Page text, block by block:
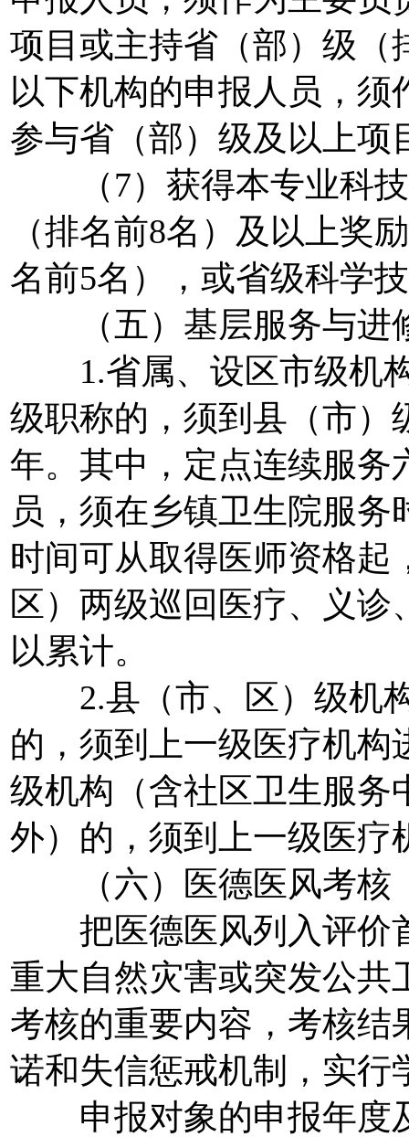
项目或主持省（部）级（
以下机构的申报人员，须
参与省（部）级及以上项
（7）获得本专业科技
（排名前8名）及以上奖
名前5名），或省级科学
（五）基层服务与进
1.省属、设区市级机构
级职称的，须到县（市）
年。其中，定点连续服务
员，须在乡镇卫生院服
时间可从取得医师资格起
区）两级巡回医疗、义
以累计。
2.县（市、区）级机构
的，须到上一级医疗机构
级机构（含社区卫生服务
外）的，须到上一级医疗
（六）医德医风考核
把医德医风列入评价
重大自然灾害或突发公共
考核的重要内容，考核结
诺和失信惩戒机制，实行
申报对象的申报年度